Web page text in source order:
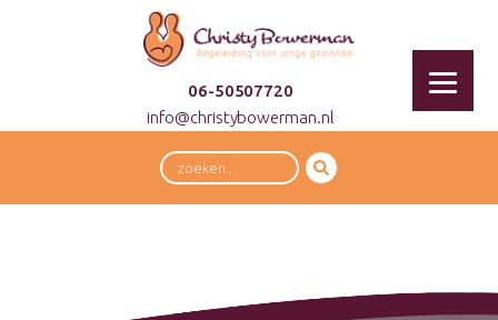
06-50507720
info@christybowerman.nl
Zoeken